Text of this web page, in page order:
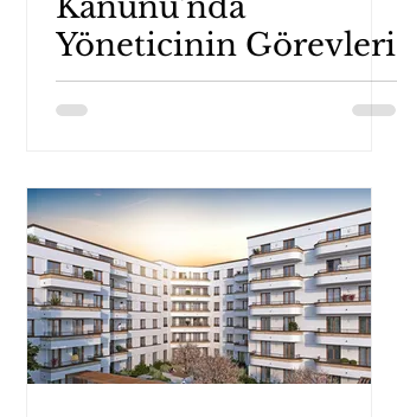
Yöneticinin Görevleri